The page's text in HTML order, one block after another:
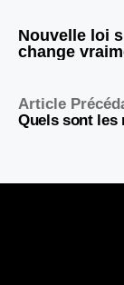
Nouvelle loi
change
Article